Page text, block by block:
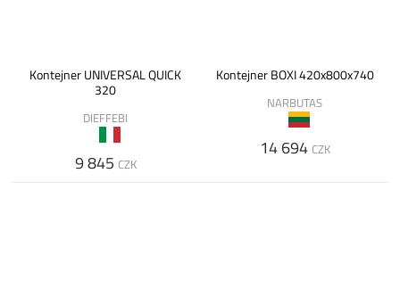
Kontejner UNIVERSAL QUICK
320
DIEFFEBI
9 845 CZK
Kontejner BOXI 420x800x740
NARBUTAS
14 694 CZK